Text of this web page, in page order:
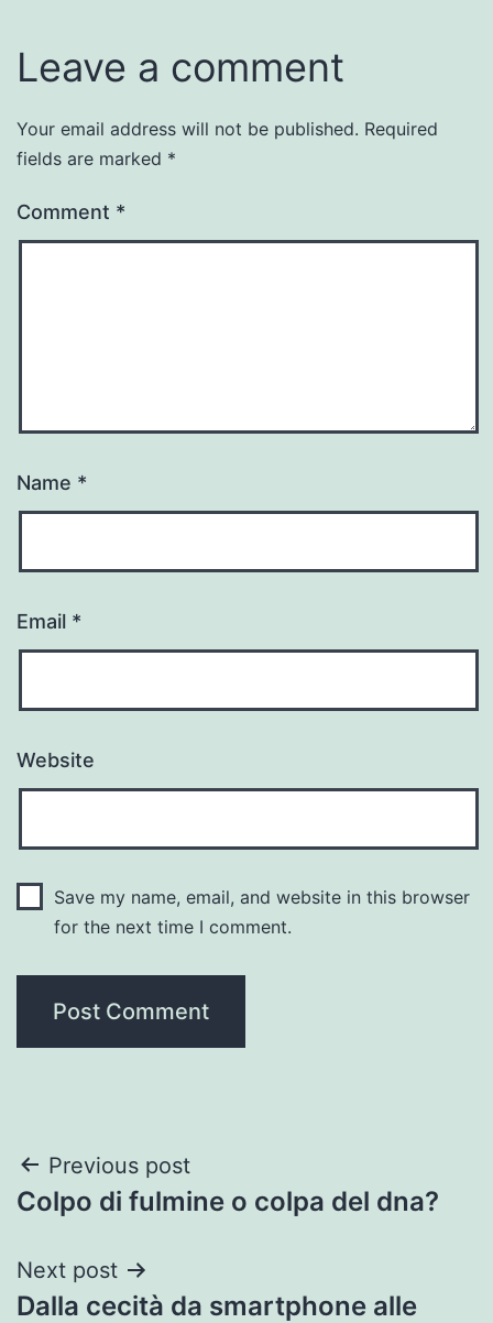
Leave a comment
Your email address will not be published. Required
fields are marked *
Comment *
Name *
Email *
Website
Save my name, email, and website in this browser
for the next time I comment.
Post
navigation
Previous post
Colpo di fulmine o colpa del dna?
Next post
Dalla cecità da smartphone alle